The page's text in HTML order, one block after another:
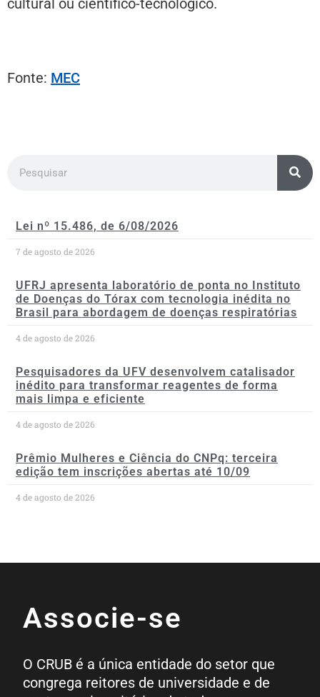
Fonte: MEC
Lei nº 15.486, de 6/08/2026
7 de agosto de 2026
UFRJ apresenta laboratório de ponta no Instituto
de Doenças do Tórax com tecnologia inédita no
Brasil para abordagem de doenças respiratórias
4 de agosto de 2026
Pesquisadores da UFV desenvolvem catalisador
inédito para transformar reagentes de forma
mais limpa e eficiente
4 de agosto de 2026
Prêmio Mulheres e Ciência do CNPq: terceira
edição tem inscrições abertas até 10/09
4 de agosto de 2026
Associe-se
O CRUB é a única entidade do setor que
congrega reitores de universidade e de